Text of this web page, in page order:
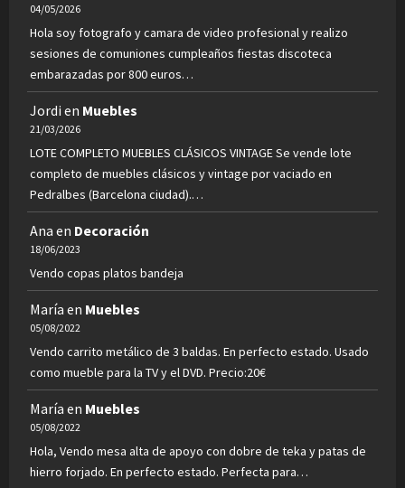
04/05/2026
Hola soy fotografo y camara de video profesional y realizo
sesiones de comuniones cumpleaños fiestas discoteca
embarazadas por 800 euros…
Jordi en Muebles
21/03/2026
LOTE COMPLETO MUEBLES CLÁSICOS VINTAGE Se vende lote
completo de muebles clásicos y vintage por vaciado en
Pedralbes (Barcelona ciudad).…
Ana en Decoración
18/06/2023
Vendo copas platos bandeja
María en Muebles
05/08/2022
Vendo carrito metálico de 3 baldas. En perfecto estado. Usado
como mueble para la TV y el DVD. Precio:20€
María en Muebles
05/08/2022
Hola, Vendo mesa alta de apoyo con dobre de teka y patas de
hierro forjado. En perfecto estado. Perfecta para…